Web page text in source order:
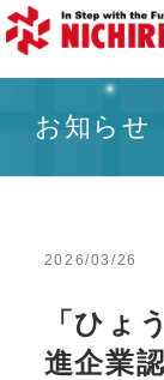
お知らせ
2026/03/26
「ひょ
進企業